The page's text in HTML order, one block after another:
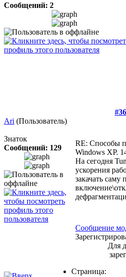
Сообщений: 2
Ari (Пользователь)
Знаток
Сообщений: 129
RE: Cпособы
Windows XP.
На сегодня
ускорения
закачать
Сообщение
Для
Страница: